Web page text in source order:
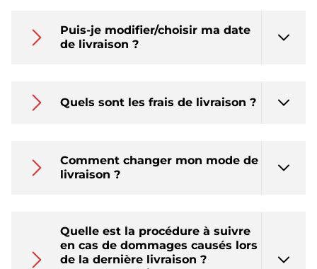
Puis-je modifier/choisir ma date
de livraison ?
Quels sont les frais de livraison ?
Comment changer mon mode de
livraison ?
Quelle est la procédure à suivre
en cas de dommages causés lors
de la dernière livraison ?